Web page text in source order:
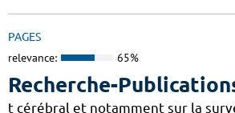
PAGES
relevance: 65%
Recherche-
t cérébral et notamment sur la